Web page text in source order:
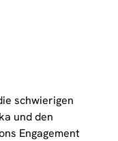
schwierigen
und den
Engagement